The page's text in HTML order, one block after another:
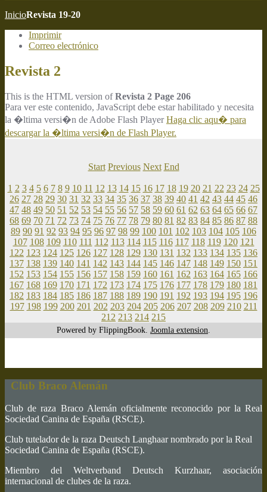
InicioRevista 19-20
Imprimir
Correo electrónico
Revista 2
This is the HTML version ofRevista 2 Page 206
Para ver este contenido, JavaScript debe estar habilitado y necesita
la �ltima versi�n de Adobe Flash PlayerHaga clic aqu� para
descargar la �ltima versi�n de Flash Player.
Start Previous Next End
1 2 3 4 5 6 7 8 9 10 11 12 13 14 15 16 17 18 19 20 21 22 23 24 25
26 27 28 29 30 31 32 33 34 35 36 37 38 39 40 41 42 43 44 45 46
47 48 49 50 51 52 53 54 55 56 57 58 59 60 61 62 63 64 65 66 67
68 69 70 71 72 73 74 75 76 77 78 79 80 81 82 83 84 85 86 87 88
89 90 91 92 93 94 95 96 97 98 99 100 101 102 103 104 105 106
107 108 109 110 111 112 113 114 115 116 117 118 119 120 121
122 123 124 125 126 127 128 129 130 131 132 133 134 135 136
137 138 139 140 141 142 143 144 145 146 147 148 149 150 151
152 153 154 155 156 157 158 159 160 161 162 163 164 165 166
167 168 169 170 171 172 173 174 175 176 177 178 179 180 181
182 183 184 185 186 187 188 189 190 191 192 193 194 195 196
197 198 199 200 201 202 203 204 205 206 207 208 209 210 211
212 213 214 215
Powered by FlippingBook. Joomla extension
Club Braco Alemán
Club de raza Braco Alemán oficialmente reconocido por la Real
Sociedad Canina de España (RSCE).
Club tutelador de la raza Deutsch Langhaar nombrado por la Real
Sociedad Canina de España (RSCE).
Miembro del Weltverband Deutsch Kurzhaar, asociación
internacional de clubes de la raza.